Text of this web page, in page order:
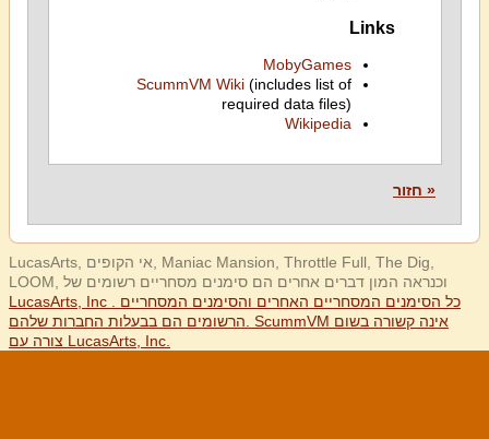
Links
MobyGames
ScummVM Wiki(includes list of
required data files)
Wikipedia
« חזור
LucasArts, אי הקופים, Maniac Mansion, Throttle Full, The Dig,
LOOM, וכנראה המון דברים אחרים הם סימנים מסחריים רשומים של
LucasArts, Inc . כל הסימנים המסחריים האחרים והסימנים המסחריים
הרשומים הם בבעלות החברות שלהם. ScummVM אינה קשורה בשום
צורה עם LucasArts, Inc.